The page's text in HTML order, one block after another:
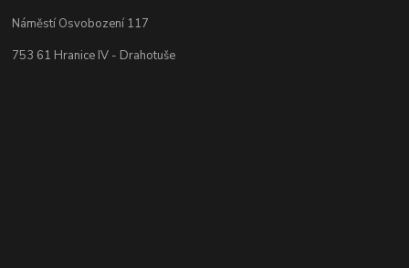
Náměstí Osvobození 117
753 61 Hranice IV - Drahotuše